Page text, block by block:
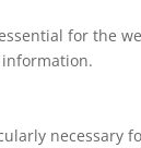
for the
necessary